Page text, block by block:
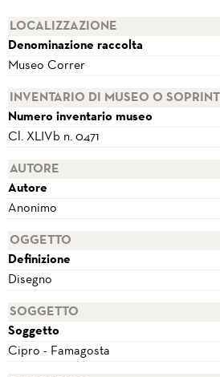
LOCALIZZAZIONE
Denominazione raccolta
Museo Correr
INVENTARIO DI MUSEO O
Numero inventario museo
Cl. XLIVb n. 0471
AUTORE
Autore
Anonimo
OGGETTO
Definizione
Disegno
SOGGETTO
Soggetto
Cipro - Famagosta